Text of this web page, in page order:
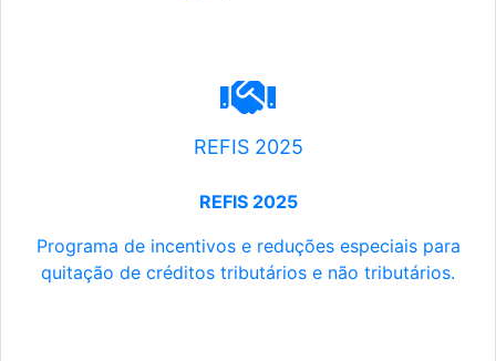
REFIS 2025
REFIS 2025
Programa de incentivos e reduções especiais para
quitação de créditos tributários e não tributários.